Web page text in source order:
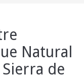
Natural
de